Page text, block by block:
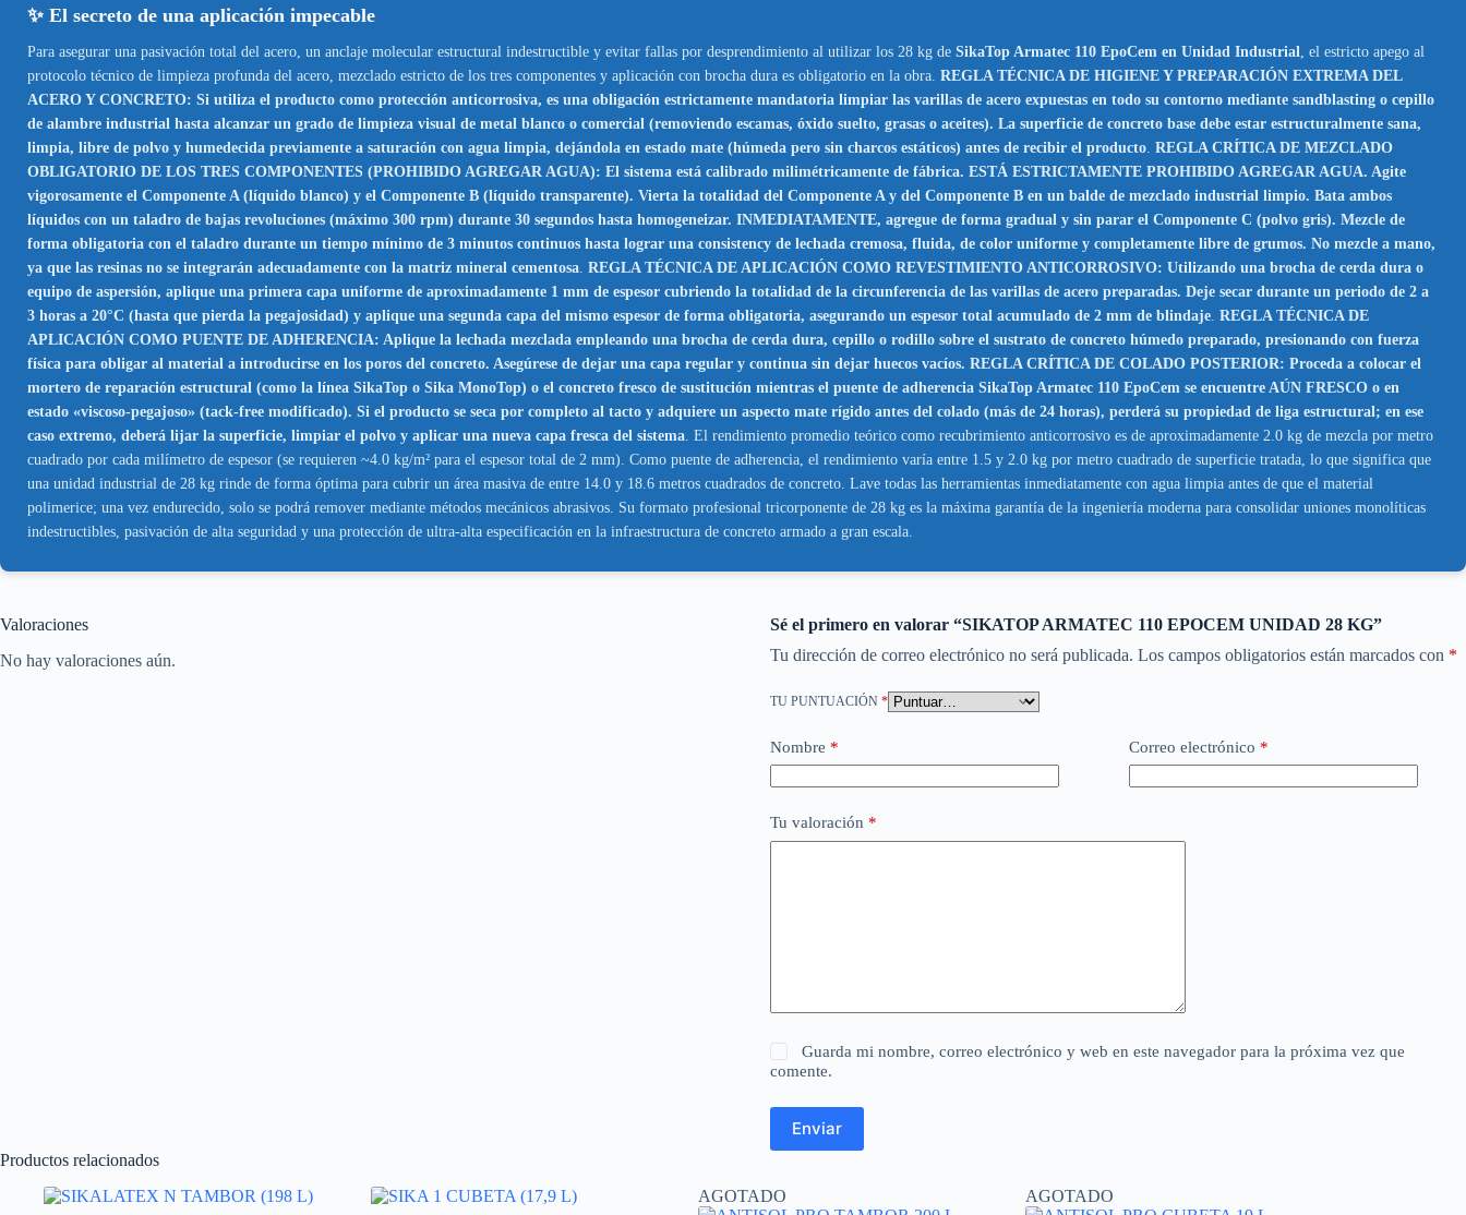
✨ El secreto de una aplicación impecable
Para asegurar una pasivación total del acero, un anclaje molecular estructural indestructible y evitar fallas por desprendimiento al utilizar los 28 kg de SikaTop Armatec 110 EpoCem en Unidad Industrial
, el estricto apego al
protocolo técnico de limpieza profunda del acero, mezclado estricto de los tres componentes y aplicación con brocha dura es obligatorio en la obra. REGLA TÉCNICA DE HIGIENE Y PREPARACIÓN EXTREMA DEL
ACERO Y CONCRETO: Si utiliza el producto como protección anticorrosiva, es una obligación estrictamente mandatoria limpiar las varillas de acero expuestas en todo su contorno mediante sandblasting o cepillo
de alambre industrial hasta alcanzar un grado de limpieza visual de metal blanco o comercial (removiendo escamas, óxido suelto, grasas o aceites). La superficie de concreto base debe estar estructuralmente sana,
limpia, libre de polvo y humedecida previamente a saturación con agua limpia, dejándola en estado mate (húmeda pero sin charcos estáticos) antes de recibir el producto REGLA CRÍTICA DE MEZCLADO
OBLIGATORIO DE LOS TRES COMPONENTES (PROHIBIDO AGREGAR AGUA): El sistema está calibrado milimétricamente de fábrica. ESTÁ ESTRICTAMENTE PROHIBIDO AGREGAR AGUA. Agite
vigorosamente el Componente A (líquido blanco) y el Componente B (líquido transparente). Vierta la totalidad del Componente A y del Componente B en un balde de mezclado industrial limpio. Bata ambos
líquidos con un taladro de bajas revoluciones (máximo 300 rpm) durante 30 segundos hasta homogeneizar. INMEDIATAMENTE, agregue de forma gradual y sin parar el Componente C (polvo gris). Mezcle de
forma obligatoria con el taladro durante un tiempo mínimo de 3 minutos continuos hasta lograr una consistency de lechada cremosa, fluida, de color uniforme y completamente libre de grumos. No mezcle a mano,
ya que las resinas no se integrarán adecuadamente con la matriz mineral cementosa REGLA TÉCNICA DE APLICACIÓN COMO REVESTIMIENTO ANTICORROSIVO: Utilizando una brocha de cerda dura o
equipo de aspersión, aplique una primera capa uniforme de aproximadamente 1 mm de espesor cubriendo la totalidad de la circunferencia de las varillas de acero preparadas. Deje secar durante un periodo de 2 a
3 horas a 20°C (hasta que pierda la pegajosidad) y aplique una segunda capa del mismo espesor de forma obligatoria, asegurando un espesor total acumulado de 2 mm de blindaje REGLA TÉCNICA DE
APLICACIÓN COMO PUENTE DE ADHERENCIA: Aplique la lechada mezclada empleando una brocha de cerda dura, cepillo o rodillo sobre el sustrato de concreto húmedo preparado, presionando con fuerza
física para obligar al material a introducirse en los poros del concreto. Asegúrese de dejar una capa regular y continua sin dejar huecos vacíos. REGLA CRÍTICA DE COLADO POSTERIOR: Proceda a colocar el
mortero de reparación estructural (como la línea SikaTop o Sika MonoTop) o el concreto fresco de sustitución mientras el puente de adherencia SikaTop Armatec 110 EpoCem se encuentre AÚN FRESCO o en
estado «viscoso-pegajoso» (tack-free modificado). Si el producto se seca por completo al tacto y adquiere un aspecto mate rígido antes del colado (más de 24 horas), perderá su propiedad de liga estructural; en ese
caso extremo, deberá lijar la superficie, limpiar el polvo y aplicar una nueva capa fresca del sistema . El rendimiento promedio teórico como recubrimiento anticorrosivo es de aproximadamente 2.0 kg de mezcla por metro
cuadrado por cada milímetro de espesor (se requieren ~4.0 kg/m² para el espesor total de 2 mm). Como puente de adherencia, el rendimiento varía entre 1.5 y 2.0 kg por metro cuadrado de superficie tratada, lo que significa que
una unidad industrial de 28 kg rinde de forma óptima para cubrir un área masiva de entre 14.0 y 18.6 metros cuadrados de concreto. Lave todas las herramientas inmediatamente con agua limpia antes de que el material
polimerice; una vez endurecido, solo se podrá remover mediante métodos mecánicos abrasivos. Su formato profesional tricorponente de 28 kg es la máxima garantía de la ingeniería moderna para consolidar uniones monolíticas
indestructibles, pasivación de alta seguridad y una protección de ultra-alta especificación en la infraestructura de concreto armado a gran escala.
Valoraciones
No hay valoraciones aún.
Sé el primero en valorar “SIKATOP ARMATEC 110 EPOCEM UNIDAD 28 KG”
Tu dirección de correo electrónico no será publicada. Los campos obligatorios están marcados con *
TU PUNTUACIÓN *
Nombre * Correo electrónico *
Tu valoración *
Guarda mi nombre, correo electrónico y web en este navegador para la próxima vez que
comente.
Enviar
Productos relacionados
AGOTADO
AGOTADO